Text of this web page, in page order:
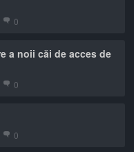
0
a noii căi de acces de
0
0